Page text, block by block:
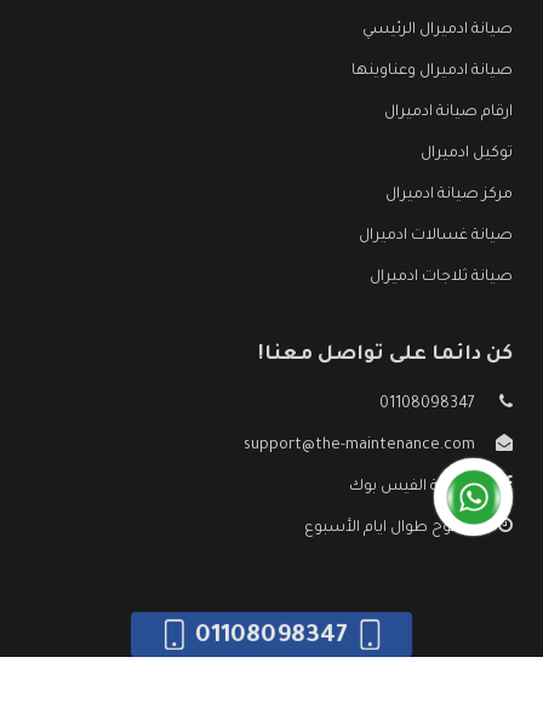
صيانة ادميرال الرئيسي
صيانة ادميرال وعناوينها
ارقام صيانة ادميرال
توكيل ادميرال
مركز صيانة ادميرال
صيانة غسالات ادميرال
صيانة ثلاجات ادميرال
كن دائما على تواصل معنا!
01108098347
support@the-maintenance.com
صفحة الفيس بوك
مفتوح طوال ايام الأسبوع
01108098347